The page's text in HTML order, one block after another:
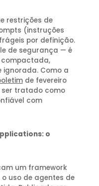
restrições de
(instruções
por definição.
de segurança — é
compactada,
ignorada. Como a
de fevereiro
ser tratado como
com
o
um framework
uso de agentes de